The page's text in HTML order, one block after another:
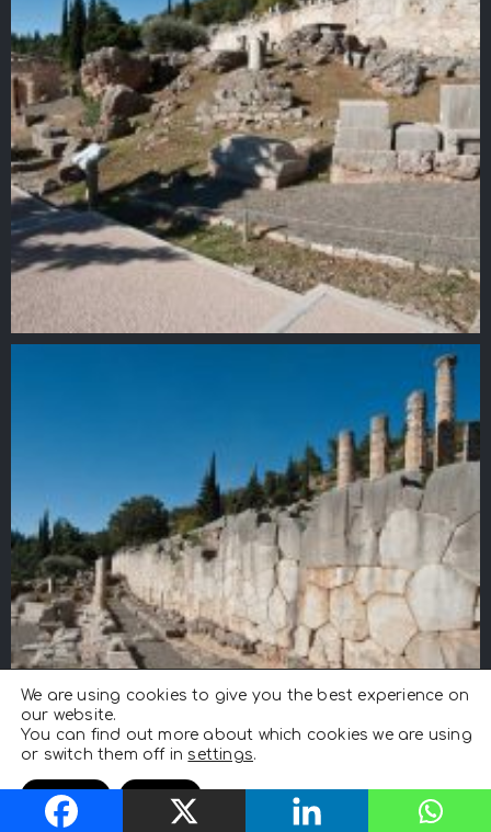
We are using cookies to give you the best experience on
our website.
You can find out more about which cookies we are using
or switch them off in settings.
Accept Reject